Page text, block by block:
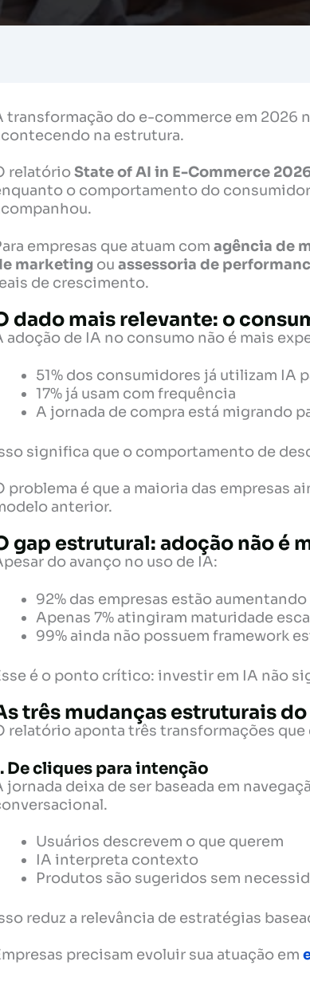
transformação do e-commerce em 2026
na estrutura.
relatórioState of AI in E-Commerce
o comportamento do
empresas que atuam comagência de
marketing ouassessoria de
de crescimento.
dado mais relevante: o
adoção de IA no consumo não é mais
51% dos consumidores já utilizam IA
17% já usam com frequência
A jornada de compra está migrando
significa que o comportamento de
problema é que a maioria das empresas
anterior.
gap estrutural: adoção não é
do avanço no uso de IA:
92% das empresas estão
Apenas 7% atingiram maturidade
99% ainda não possuem framework
é o ponto crítico: investir em IA não
três mudanças estruturais
relatório aponta três transformações
De cliques para intenção
jornada deixa de ser baseada em
Usuários descrevem o que querem
IA interpreta contexto
Produtos são sugeridos sem
reduz a relevância de estratégias
precisam evoluir sua atuação em